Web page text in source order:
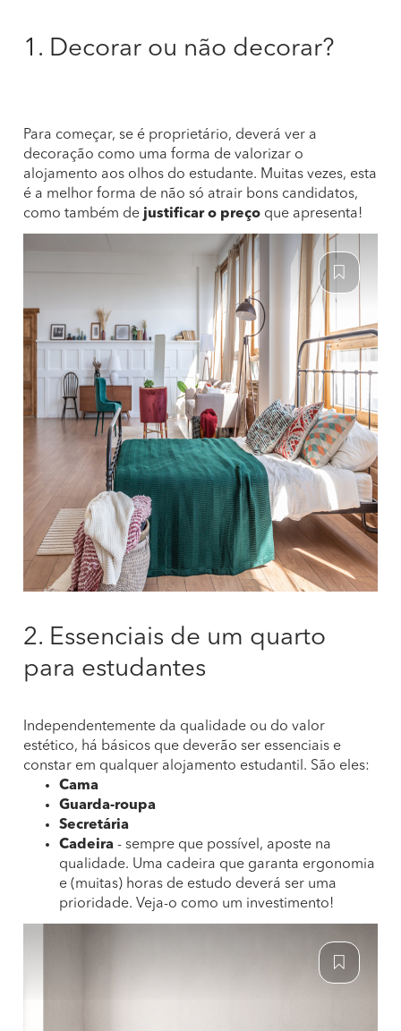
1. Decorar ou não decorar?
Para começar, se é proprietário, deverá ver a
decoração como uma forma de valorizar o
alojamento aos olhos do estudante. Muitas vezes, esta
é a melhor forma de não só atrair bons candidatos,
como também de justificar o preço que apresenta!
2. Essenciais de um quarto
para estudantes
Independentemente da qualidade ou do valor
estético, há básicos que deverão ser essenciais e
constar em qualquer alojamento estudantil. São eles:
Cama
Guarda-roupa
Secretária
Cadeira - sempre que possível, aposte na
qualidade. Uma cadeira que garanta ergonomia
e (muitas) horas de estudo deverá ser uma
prioridade. Veja-o como um investimento!